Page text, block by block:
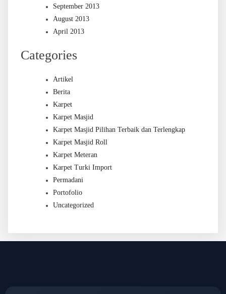
September 2013
August 2013
April 2013
Categories
Artikel
Berita
Karpet
Karpet Masjid
Karpet Masjid Pilihan Terbaik dan Terlengkap
Karpet Masjid Roll
Karpet Meteran
Karpet Turki Import
Permadani
Portofolio
Uncategorized